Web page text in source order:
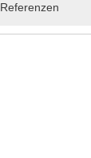
Referenzen